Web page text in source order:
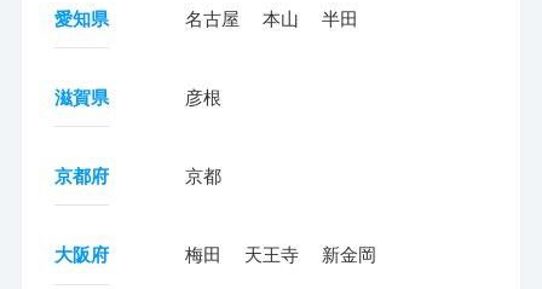
愛知県 名古屋 本山 半田
滋賀県 彦根
京都府 京都
大阪府 梅田 天王寺 新金岡